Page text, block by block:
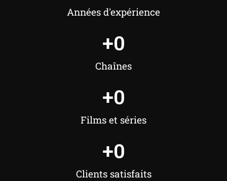
Années d'expérience
Chaînes
+0
Films et séries
+0
Clients satisfaits
+0